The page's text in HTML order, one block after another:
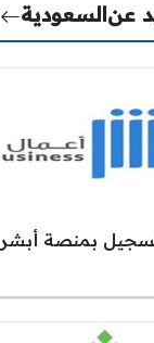
عنالسعودية
بمنصة أبشر